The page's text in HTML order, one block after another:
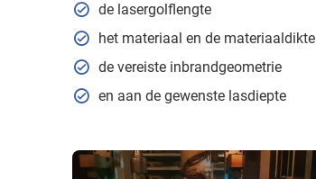
de lasergolflengte
het materiaal en de materiaaldikte
de vereiste inbrandgeometrie
en aan de gewenste lasdiepte